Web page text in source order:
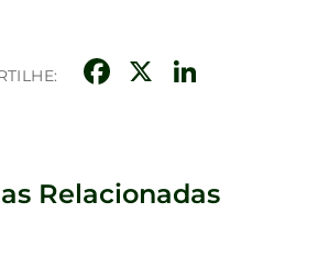
Facebook
X
Relacionadas